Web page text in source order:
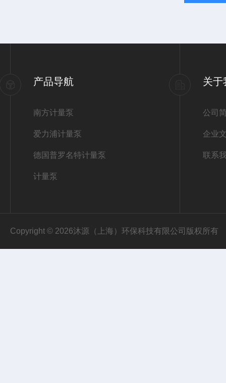
产品导航
南方计量泵
爱力浦计量泵
德国普罗名特计量泵
计量泵
关于
公司
企业
联系
Copyright © 2026沐源（上海）环保科技有限公司版权所有